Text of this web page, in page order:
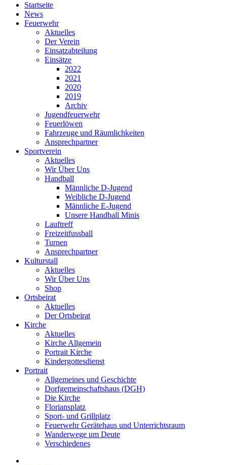
Startseite
News
Feuerwehr
Aktuelles
Der Verein
Einsatzabteilung
Einsätze
2022
2021
2020
2019
Archiv
Jugendfeuerwehr
Feuerlöwen
Fahrzeuge und Räumlichkeiten
Ansprechpartner
Sportverein
Aktuelles
Wir Über Uns
Handball
Männliche D-Jugend
Weibliche D-Jugend
Männliche E-Jugend
Unsere Handball Minis
Lauftreff
Freizeitfussball
Turnen
Ansprechpartner
Kulturstall
Aktuelles
Wir Über Uns
Shop
Ortsbeirat
Aktuelles
Der Ortsbeirat
Kirche
Aktuelles
Kirche Allgemein
Portrait Kirche
Kindergottesdienst
Portrait
Allgemeines und Geschichte
Dorfgemeinschaftshaus (DGH)
Die Kirche
Floriansplatz
Sport- und Grillplatz
Feuerwehr Gerätehaus und Unterrichtsraum
Wanderwege um Deute
Verschiedenes